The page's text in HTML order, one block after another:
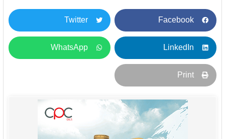
Facebook
Twitter
LinkedIn
WhatsApp
Print